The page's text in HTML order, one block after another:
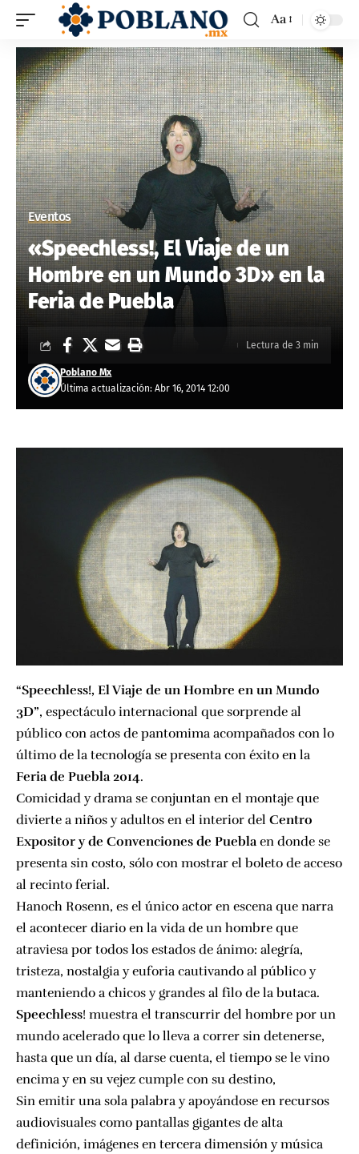
Aa
Eventos
«Speechless!, El Viaje de un
Hombre en un Mundo 3D» en la
Feria de Puebla
Última actualización: Abr 16, 2014 12:00
Poblano Mx
Lectura de 3 min
“Speechless!, El Viaje de un Hombre en un Mundo
3D”, espectáculo internacional que sorprende al
público con actos de pantomima acompañados con lo
último de la tecnología se presenta con éxito en la
Feria de Puebla 2014.
Comicidad y drama se conjuntan en el montaje que
divierte a niños y adultos en el interior del Centro
Expositor y de Convenciones de Pueblaen donde se
presenta sin costo, sólo con mostrar el boleto de acceso
al recinto ferial.
Hanoch Rosenn, es el único actor en escena que narra
el acontecer diario en la vida de un hombre que
atraviesa por todos los estados de ánimo: alegría,
tristeza, nostalgia y euforia cautivando al público y
manteniendo a chicos y grandes al filo de la butaca.
Speechless! muestra el transcurrir del hombre por un
mundo acelerado que lo lleva a correr sin detenerse,
hasta que un día, al darse cuenta, el tiempo se le vino
encima y en su vejez cumple con su destino,
Sin emitir una sola palabra y apoyándose en recursos
audiovisuales como pantallas gigantes de alta
definición, imágenes en tercera dimensión y música